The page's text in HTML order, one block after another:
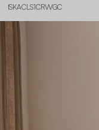
ISKACLS1CRVVGC